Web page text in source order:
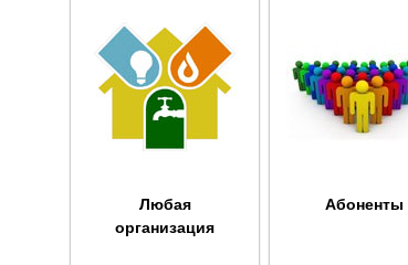
Любая
организация
Абоненты